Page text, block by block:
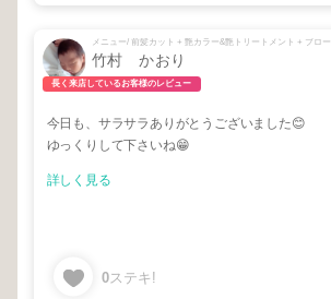
メニュー/ 前髪カット + 艶カラー&艶トリートメント + ブロー
竹村 かおり
長く来店しているお客様のレビュー
今日も、サラサラありがとうございました😊
ゆっくりして下さいね😁
詳しく見る
0ステキ!